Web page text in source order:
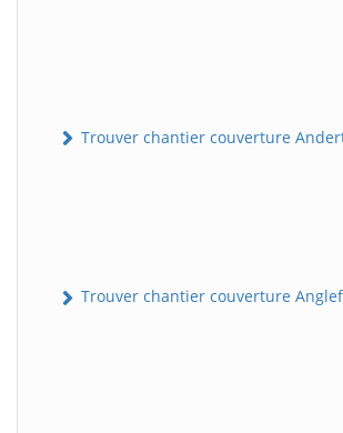
Trouver chantier couverture
Trouver chantier couverture